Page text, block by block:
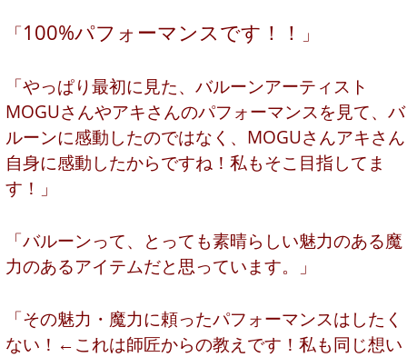
「100%パフォーマンスです！！ 」
「やっぱり最初に見た、バルーンアーティスト
MOGUさんやアキさんのパフォーマンスを見て、バ
ルーンに感動したのではなく、MOGUさんアキさん
自身に感動したからですね！私もそこ目指してま
す！」
「バルーンって、とっても素晴らしい魅力のある魔
力のあるアイテムだと思っています。」
「その魅力・魔力に頼ったパフォーマンスはしたく
ない！←これは師匠からの教えです！私も同じ想い